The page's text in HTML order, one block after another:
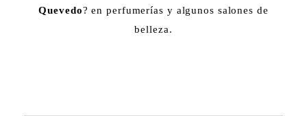
Quevedo? en perfumerías y algunos salones de
belleza.